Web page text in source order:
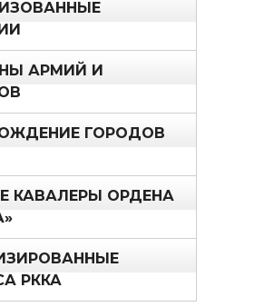
АРМИЙ И
ГОРОДОВ
КАВАЛЕРЫ ОРДЕНА
РККА